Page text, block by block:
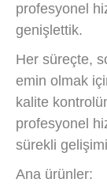
profesyonel
genişlettik.
Her süreçte,
emin olmak
kalite
profesyonel
sürekli
Ana ürünler: